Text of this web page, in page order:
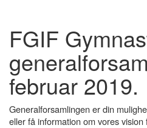
FGIF
februar 2019.
Generalforsamlingen er din
eller få information om vores